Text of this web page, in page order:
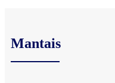
Mantais